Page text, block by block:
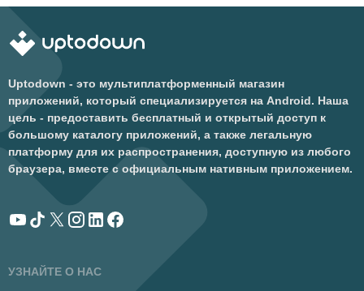
Uptodown - это мультиплатформенный магазин
приложений, который специализируется на Android. Наша
цель - предоставить бесплатный и открытый доступ к
большому каталогу приложений, а также легальную
платформу для их распространения, доступную из любого
браузера, вместе с официальным нативным приложением.
УЗНАЙТЕ О НАС